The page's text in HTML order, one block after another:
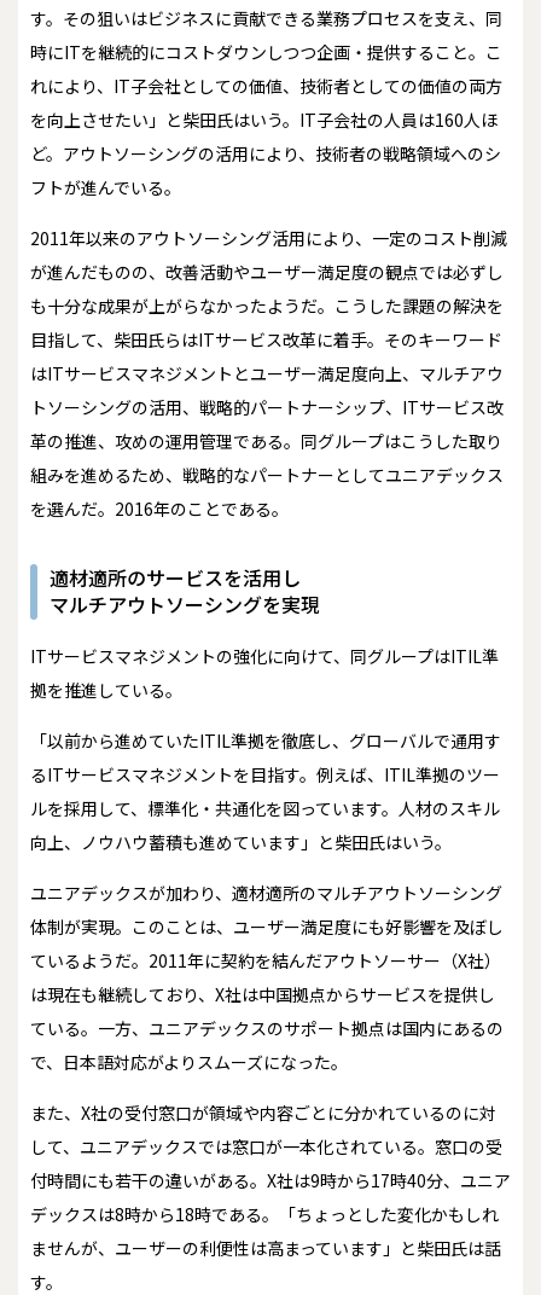
す。その狙いはビジネスに貢献できる業務プロセスを支え、同
時にITを継続的にコストダウンしつつ企画・提供すること。こ
れにより、IT子会社としての価値、技術者としての価値の両方
を向上させたい」と柴田氏はいう。IT子会社の人員は160人ほ
ど。アウトソーシングの活用により、技術者の戦略領域へのシ
フトが進んでいる。
2011年以来のアウトソーシング活用により、一定のコスト削減
が進んだものの、改善活動やユーザー満足度の観点では必ずし
も十分な成果が上がらなかったようだ。こうした課題の解決を
目指して、柴田氏らはITサービス改革に着手。そのキーワード
はITサービスマネジメントとユーザー満足度向上、マルチアウ
トソーシングの活用、戦略的パートナーシップ、ITサービス改
革の推進、攻めの運用管理である。同グループはこうした取り
組みを進めるため、戦略的なパートナーとしてユニアデックス
を選んだ。2016年のことである。
適材適所のサービスを活用し
マルチアウトソーシングを実現
ITサービスマネジメントの強化に向けて、同グループはITIL準
拠を推進している。
「以前から進めていたITIL準拠を徹底し、グローバルで通用す
るITサービスマネジメントを目指す。例えば、ITIL準拠のツー
ルを採用して、標準化・共通化を図っています。人材のスキル
向上、ノウハウ蓄積も進めています」と柴田氏はいう。
ユニアデックスが加わり、適材適所のマルチアウトソーシング
体制が実現。このことは、ユーザー満足度にも好影響を及ぼし
ているようだ。2011年に契約を結んだアウトソーサー（X社）
は現在も継続しており、X社は中国拠点からサービスを提供し
ている。一方、ユニアデックスのサポート拠点は国内にあるの
で、日本語対応がよりスムーズになった。
また、X社の受付窓口が領域や内容ごとに分かれているのに対
して、ユニアデックスでは窓口が一本化されている。窓口の受
付時間にも若干の違いがある。X社は9時から17時40分、ユニア
デックスは8時から18時である。「ちょっとした変化かもしれ
ませんが、ユーザーの利便性は高まっています」と柴田氏は話
す。